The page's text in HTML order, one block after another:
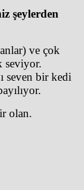
şeylerden
ve çok
seviyor.
seven bir kedi
olan.